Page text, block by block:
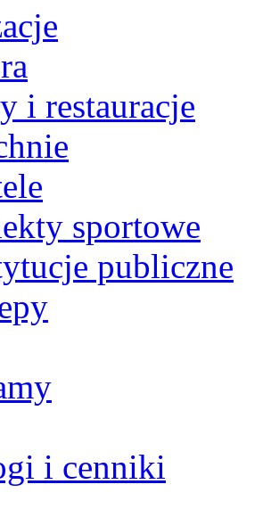
i restauracje
sportowe
publiczne
i cenniki